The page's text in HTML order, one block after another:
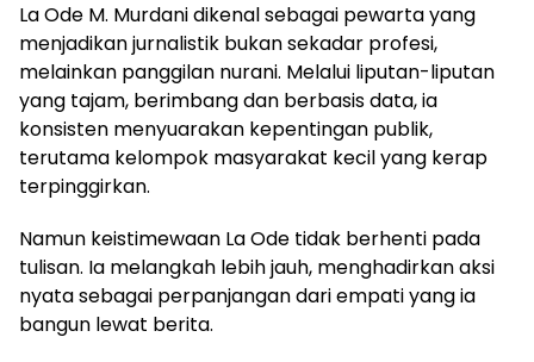
La Ode M. Murdani dikenal sebagai pewarta yang
menjadikan jurnalistik bukan sekadar profesi,
melainkan panggilan nurani. Melalui liputan-liputan
yang tajam, berimbang dan berbasis data, ia
konsisten menyuarakan kepentingan publik,
terutama kelompok masyarakat kecil yang kerap
terpinggirkan.
Namun keistimewaan La Ode tidak berhenti pada
tulisan. Ia melangkah lebih jauh, menghadirkan aksi
nyata sebagai perpanjangan dari empati yang ia
bangun lewat berita.